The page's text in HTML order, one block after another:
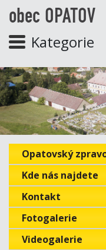
obec OPATOV
Kategorie
Opatovský
Kde nás najdete
Kontakt
Fotogalerie
Videogalerie